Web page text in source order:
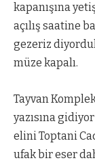
kapanışına
açılış saatine
gezeriz
müze kapalı.
Tayvan
yazısına
elini Toptani
ufak bir eser